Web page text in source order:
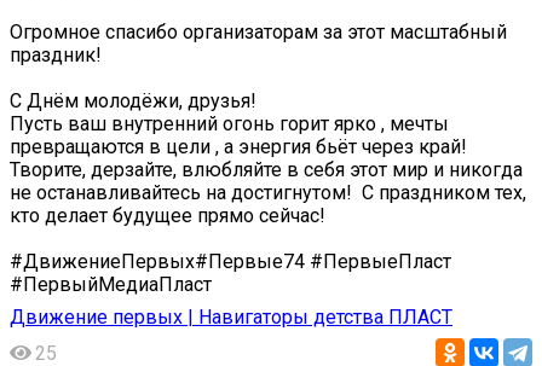
Огромное спасибо организаторам за этот масштабный
праздник! ️
С Днём молодёжи, друзья!
Пусть ваш внутренний огонь горит ярко , мечты
превращаются в цели , а энергия бьёт через край!
Творите, дерзайте, влюбляйте в себя этот мир и никогда
не останавливайтесь на достигнутом! ️ С праздником тех,
кто делает будущее прямо сейчас!
#ДвижениеПервых#Первые74 #ПервыеПласт
#ПервыйМедиаПласт
Движение первых | Навигаторы детства ПЛАСТ
25